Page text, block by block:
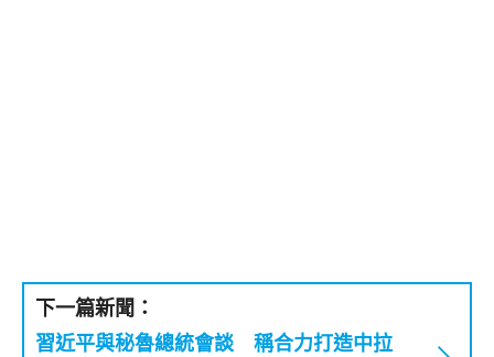
下一篇新聞：
習近平與秘魯總統會談 稱合力打造中拉